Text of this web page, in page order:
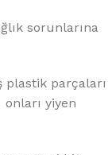
sorunlarına
plastik parçaları
yiyen